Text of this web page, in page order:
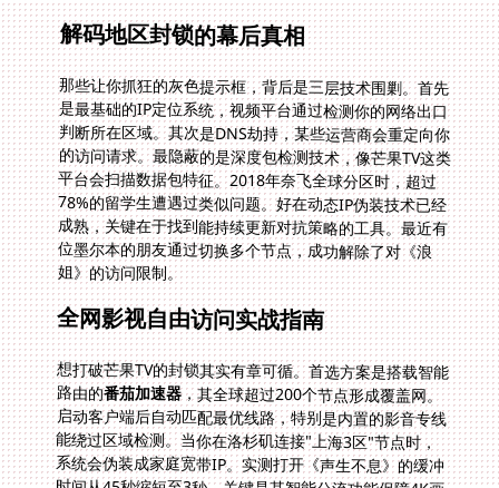
解码地区封锁的幕后真相
那些让你抓狂的灰色提示框，背后是三层技术围剿。首先
是最基础的IP定位系统，视频平台通过检测你的网络出口
判断所在区域。其次是DNS劫持，某些运营商会重定向你
的访问请求。最隐蔽的是深度包检测技术，像芒果TV这类
平台会扫描数据包特征。2018年奈飞全球分区时，超过
78%的留学生遭遇过类似问题。好在动态IP伪装技术已经
成熟，关键在于找到能持续更新对抗策略的工具。最近有
位墨尔本的朋友通过切换多个节点，成功解除了对《浪
姐》的访问限制。
全网影视自由访问实战指南
想打破芒果TV的封锁其实有章可循。首选方案是搭载智能
路由的番茄加速器，其全球超过200个节点形成覆盖网。
启动客户端后自动匹配最优线路，特别是内置的影音专线
能绕过区域检测。当你在洛杉矶连接"上海3区"节点时，
系统会伪装成家庭宽带IP。实测打开《声生不息》的缓冲
时间从45秒缩短至3秒，关键是其智能分流功能保障4K画